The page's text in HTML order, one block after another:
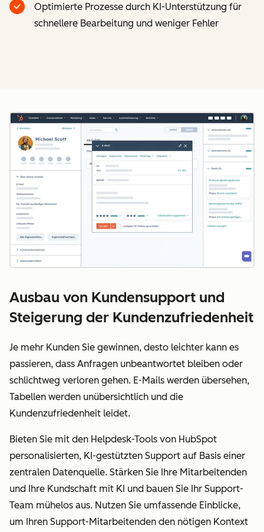
Optimierte Prozesse durch KI-Unterstützung für
schnellere Bearbeitung und weniger Fehler
Ausbau von Kundensupport und
Steigerung der Kundenzufriedenheit
Je mehr Kunden Sie gewinnen, desto leichter kann es
passieren, dass Anfragen unbeantwortet bleiben oder
schlichtweg verloren gehen. E-Mails werden übersehen,
Tabellen werden unübersichtlich und die
Kundenzufriedenheit leidet.
Bieten Sie mit den Helpdesk-Tools von HubSpot
personalisierten, KI-gestützten Support auf Basis einer
zentralen Datenquelle. Stärken Sie Ihre Mitarbeitenden
und Ihre Kundschaft mit KI und bauen Sie Ihr Support-
Team mühelos aus. Nutzen Sie umfassende Einblicke,
um Ihren Support-Mitarbeitenden den nötigen Kontext